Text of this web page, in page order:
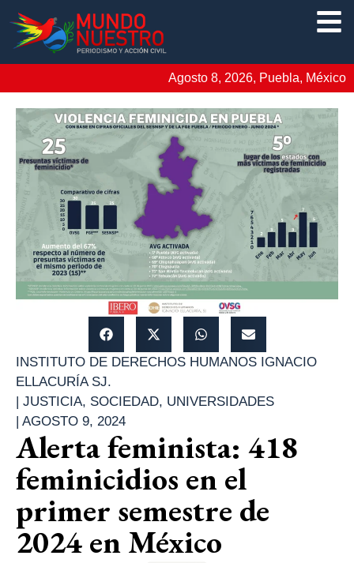
Agosto 8, 2026, Puebla, México
INSTITUTO DE DERECHOS HUMANOS IGNACIO
ELLACURÍA SJ.
| JUSTICIA, SOCIEDAD, UNIVERSIDADES
| AGOSTO 9, 2024
Alerta feminista: 418
feminicidios en el
primer semestre de
2024 en México